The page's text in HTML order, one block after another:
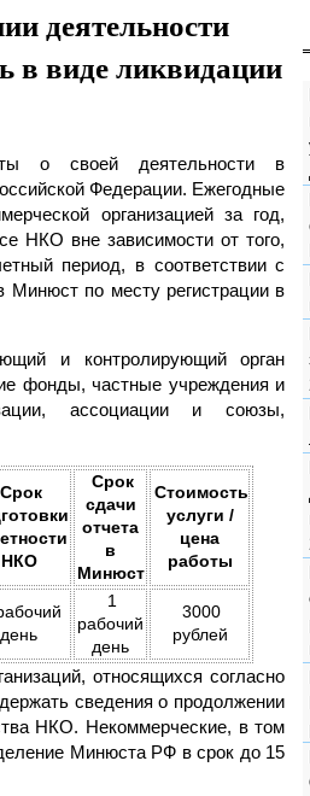
деятельности
в виде ликвидации
о своей деятельности в
Федерации. Ежегодные
организацией за год,
НКО вне зависимости от того,
период, в соответствии с
Минюст по месту регистрации в
и контролирующий орган
фонды, частные учреждения и
ассоциации и союзы,
Срок
НКО
Срок
сдачи
отчета
в
Минюст
Стоимость
услуги /
цена
работы
день
1
рабочий
день
3000
рублей
относящихся согласно
сведения о продолжении
НКО. Некоммерческие, в том
Минюста РФ в срок до 15